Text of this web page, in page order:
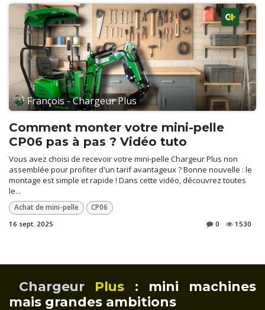
François - Chargeur Plus
Comment monter votre mini-pelle
CP06 pas à pas ? Vidéo tuto
Vous avez choisi de recevoir votre mini-pelle Chargeur Plus non
assemblée pour profiter d'un tarif avantageux ? Bonne nouvelle : le
montage est simple et rapide ! Dans cette vidéo, découvrez toutes
le...
Achat de mini-pelle CP06
16 sept. 2025 0 1530
Chargeur Plus : mini machines
mais grandes ambitions